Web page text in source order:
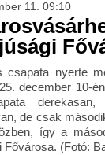
11. 09:10
csapata nyerte
december 10-
de csak
így a
(Fotó: